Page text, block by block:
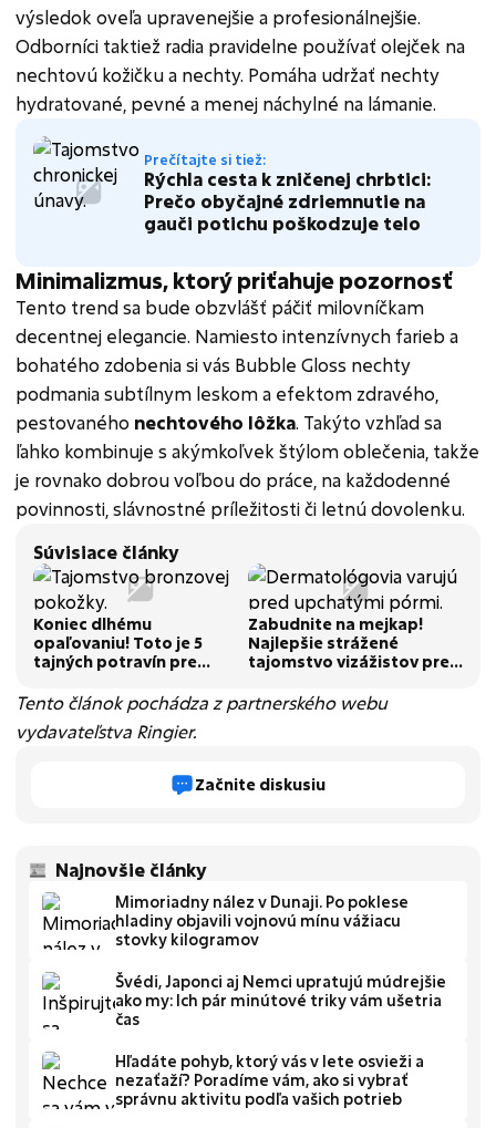
výsledok oveľa upravenejšie a profesionálnejšie.
Odborníci taktiež radia pravidelne používať olejček na
nechtovú kožičku a nechty. Pomáha udržať nechty
hydratované, pevné a menej náchylné na lámanie.
Prečítajte si tiež:
Rýchla cesta k zničenej chrbtici:
Prečo obyčajné zdriemnutie na
gauči potichu poškodzuje telo
Minimalizmus, ktorý priťahuje pozornosť
Tento trend sa bude obzvlášť páčiť milovníčkam
decentnej elegancie. Namiesto intenzívnych farieb a
bohatého zdobenia si vás Bubble Gloss nechty
podmania subtílnym leskom a efektom zdravého,
pestovaného nechtového lôžka. Takýto vzhľad sa
ľahko kombinuje s akýmkoľvek štýlom oblečenia, takže
je rovnako dobrou voľbou do práce, na každodenné
povinnosti, slávnostné príležitosti či letnú dovolenku.
Súvisiace články
Koniec dlhému
opaľovaniu! Toto je 5
tajných potravín pre
pokožku
Zabudnite na mejkap!
Najlepšie strážené
tajomstvo vizážistov pre
Tento článok pochádza z partnerského webu
vydavateľstva Ringier.
Začnite diskusiu
Najnovšie články
Mimoriadny nález v Dunaji. Po poklese
hladiny objavili vojnovú mínu vážiacu
stovky kilogramov
Švédi, Japonci aj Nemci upratujú múdrejšie
ako my: Ich pár minútové triky vám ušetria
čas
Hľadáte pohyb, ktorý vás v lete osvieži a
nezaťaží? Poradíme vám, ako si vybrať
správnu aktivitu podľa vašich potrieb